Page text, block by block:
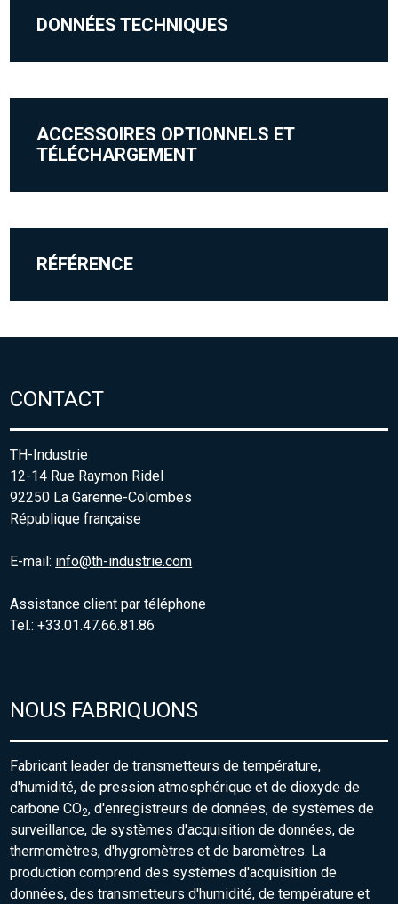
DONNÉES TECHNIQUES
ACCESSOIRES OPTIONNELS ET
TÉLÉCHARGEMENT
RÉFÉRENCE
CONTACT
TH-Industrie
12-14 Rue Raymon Ridel
92250 La Garenne-Colombes
République française
E-mail: info@th-industrie.com
Assistance client par téléphone
Tel.: +33.01.47.66.81.86
NOUS FABRIQUONS
Fabricant leader de transmetteurs de température,
d'humidité, de pression atmosphérique et de dioxyde de
carbone CO2, d'enregistreurs de données, de systèmes de
surveillance, de systèmes d'acquisition de données, de
thermomètres, d'hygromètres et de baromètres. La
production comprend des systèmes d'acquisition de
données, des transmetteurs d'humidité, de température et